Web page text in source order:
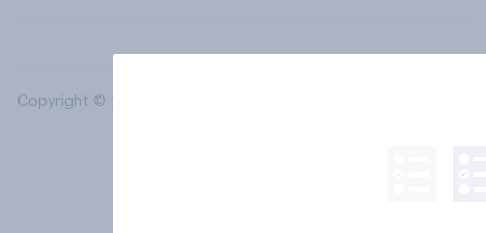
Copyright © 2026 YouGov PLC. Alle Rechte vorbehalten.